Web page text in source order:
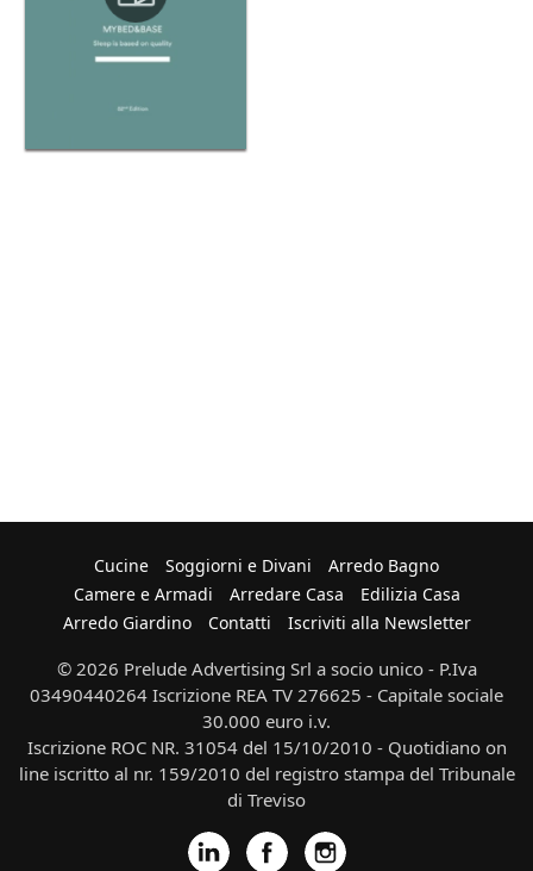
Cucine Soggiorni e Divani
Arredo Bagno
Camere e Armadi
Arredare Casa
Edilizia Casa
Arredo Giardino
Contatti Iscriviti alla Newsletter
© 2026 Prelude Advertising Srl a socio unico - P.Iva
03490440264 Iscrizione REA TV 276625 - Capitale sociale
30.000 euro i.v.
Iscrizione ROC NR. 31054 del 15/10/2010 - Quotidiano on
line iscritto al nr. 159/2010 del registro stampa del Tribunale
di Treviso